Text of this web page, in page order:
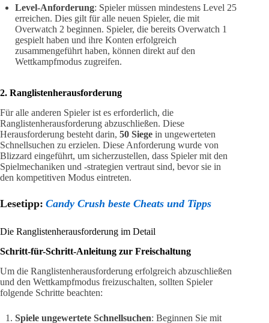
Level-Anforderung: Spieler müssen mindestens Level 25
erreichen. Dies gilt für alle neuen Spieler, die mit
Overwatch 2 beginnen. Spieler, die bereits Overwatch 1
gespielt haben und ihre Konten erfolgreich
zusammengeführt haben, können direkt auf den
Wettkampfmodus zugreifen.
2. Ranglistenherausforderung
Für alle anderen Spieler ist es erforderlich, die
Ranglistenherausforderung abzuschließen. Diese
Herausforderung besteht darin, 50 Siege in ungewerteten
Schnellsuchen zu erzielen. Diese Anforderung wurde von
Blizzard eingeführt, um sicherzustellen, dass Spieler mit den
Spielmechaniken und -strategien vertraut sind, bevor sie in
den kompetitiven Modus eintreten.
Lesetipp: Candy Crush beste Cheats und Tipps
Die Ranglistenherausforderung im Detail
Schritt-für-Schritt-Anleitung zur Freischaltung
Um die Ranglistenherausforderung erfolgreich abzuschließen
und den Wettkampfmodus freizuschalten, sollten Spieler
folgende Schritte beachten:
Spiele ungewertete Schnellsuchen: Beginnen Sie mit